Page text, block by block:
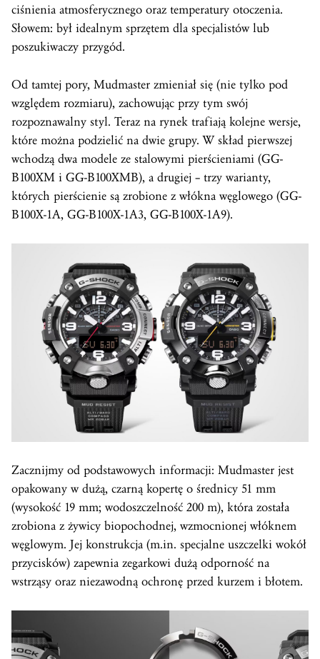
ciśnienia atmosferycznego oraz temperatury otoczenia.
Słowem: był idealnym sprzętem dla specjalistów lub
poszukiwaczy przygód.
Od tamtej pory, Mudmaster zmieniał się (nie tylko pod
względem rozmiaru), zachowując przy tym swój
rozpoznawalny styl. Teraz na rynek trafiają kolejne wersje,
które można podzielić na dwie grupy. W skład pierwszej
wchodzą dwa modele ze stalowymi pierścieniami (GG-
B100XM i GG-B100XMB), a drugiej – trzy warianty,
których pierścienie są zrobione z włókna węglowego (GG-
B100X-1A, GG-B100X-1A3, GG-B100X-1A9).
Zacznijmy od podstawowych informacji: Mudmaster jest
opakowany w dużą, czarną kopertę o średnicy 51 mm
(wysokość 19 mm; wodoszczelność 200 m), która została
zrobiona z żywicy biopochodnej, wzmocnionej włóknem
węglowym. Jej konstrukcja (m.in. specjalne uszczelki wokół
przycisków) zapewnia zegarkowi dużą odporność na
wstrząsy oraz niezawodną ochronę przed kurzem i błotem.